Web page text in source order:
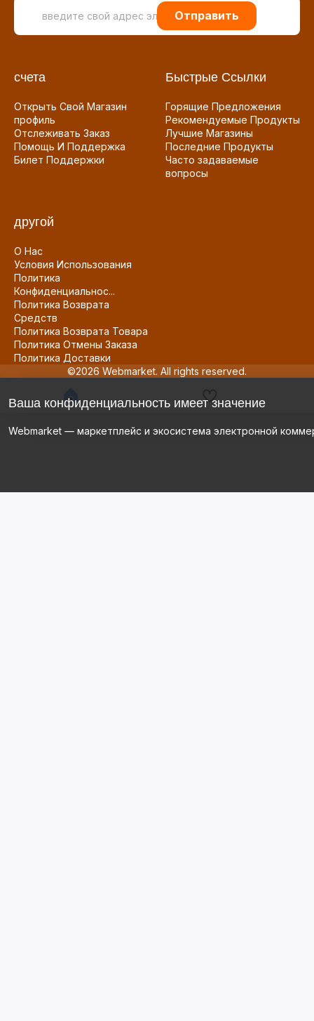
Отправить
счета
Открыть Свой Магазин
профиль
Отслеживать Заказ
Помощь И Поддержка
Билет Поддержки
Быстрые Ссылки
Горящие Предложения
Рекомендуемые Продукты
Лучшие Магазины
Последние Продукты
Часто задаваемые
вопросы
другой
О Нас
Условия Использования
Политика
Конфиденциальнос...
Политика Возврата
Средств
Политика Возврата Товара
Политика Отмены Заказа
Политика Доставки
©2026 Webmarket. All rights reserved.
Ваша конфиденциальность имеет значение
Webmarket — маркетплейс и экосистема электронной